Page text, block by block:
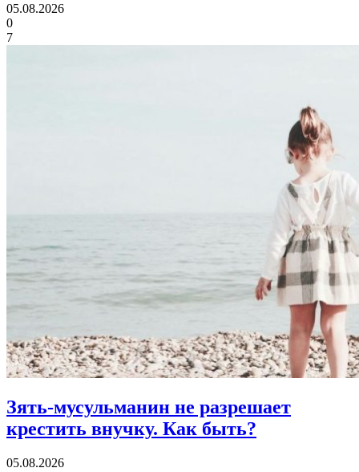
05.08.2026
0
7
Зять-мусульманин не разрешает
крестить внучку. Как быть?
05.08.2026